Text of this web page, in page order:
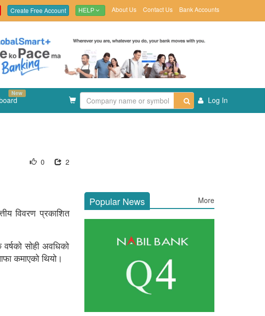
Create Free Account HELP About Us Contact Us Bank Accounts
New
Log In
2
0
विवरण प्रकाशित
सोही अवधिको
कमाएको थियो।
Popular News More